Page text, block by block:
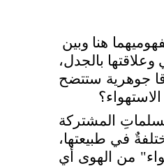
هنا وبين
بالجدل،
جوهرية ستتضح
المشتركة
في طبيعتها،
من الهوى أي